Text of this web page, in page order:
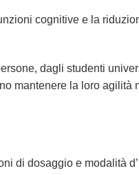
cognitive e la
dagli studenti
mantenere la loro agilità
di dosaggio e modalità